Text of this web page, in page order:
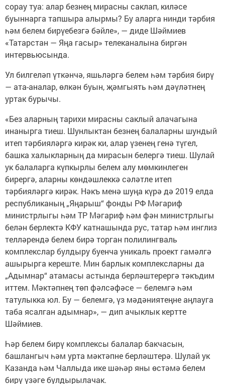
сорау туа: алар безнең мирасны саклап, киләсе
буыннарга тапшыра алырмы? Бу аларга нинди тәрбия
һәм белем бирүебезгә бәйле», — диде Шәймиев
«Татарстан — Яңа гасыр» телеканалына биргән
интервьюсында.
Ул билгеләп үткәнчә, яшьләргә белем һәм тәрбия бирү
— ата-аналар, өлкән буын, җәмгыять һәм дәүләтнең
уртак бурычы.
«Без аларның тарихи мирасны саклый алачагына
инанырга тиеш. Шунлыктан безнең балаларны шундый
итеп тәрбияләргә кирәк ки, алар үзенең генә түгел,
башка халыкларның да мирасын белергә тиеш. Шулай
ук балаларга күпкырлы белем алу мөмкинлеген
бирергә, аларны көндәшлеккә сәләтле итеп
тәрбияләргә кирәк. Нәкъ менә шуңа күрә дә 2019 елда
республиканың „Яңарыш“ фонды РФ Мәгариф
министрлыгы һәм ТР Мәгариф һәм фән министрлыгы
белән берлектә КФУ катнашында рус, татар һәм инглиз
телләрендә белем бирә торган полилингваль
комплекслар булдыру буенча уникаль проект гамәлгә
ашырырга кереште. Мин барлык комплексларны да
„Адымнар“ атамасы астында берләштерергә тәкъдим
иттем. Мәктәпнең төп фәлсәфәсе — белемгә һәм
татулыкка юл. Бу — белемгә, үз мәдәниятеңне аңлауга
таба ясалган адымнар», — дип ачыклык кертте
Шәймиев.
Һәр белем бирү комплексы балалар бакчасын,
башлангыч һәм урта мәктәпне берләштерә. Шулай ук
Казанда һәм Чаллыда ике шәһәр яны өстәмә белем
бирү үзәге булдырылачак.